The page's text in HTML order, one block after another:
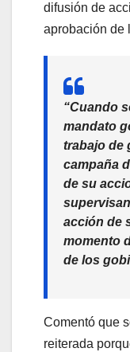
difusión de
aprobación de
“Cuando
mandato
trabajo de
campaña
de su
acción de
momento
de los
Comentó que
reiterada